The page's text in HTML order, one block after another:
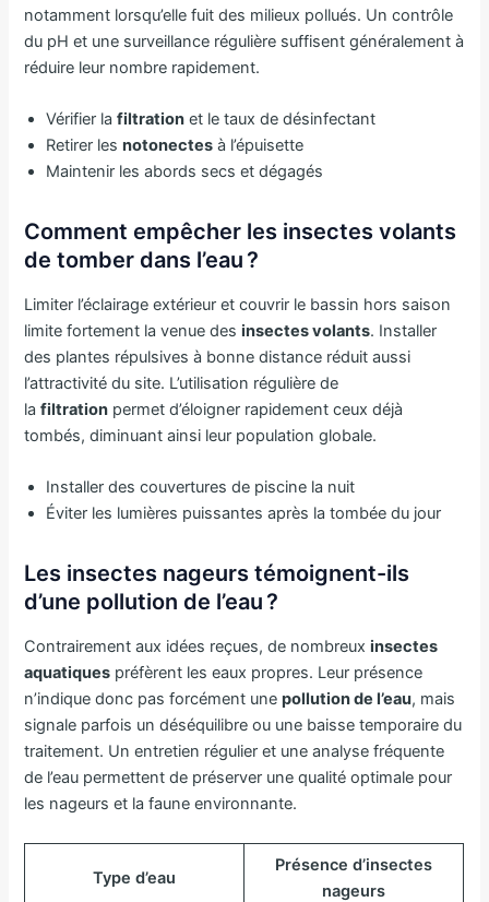
notamment lorsqu’elle fuit des milieux pollués. Un contrôle
du pH et une surveillance régulière suffisent généralement à
réduire leur nombre rapidement.
Vérifier lafiltration et le taux de désinfectant
Retirer lesnotonectes à l’épuisette
Maintenir les abords secs et dégagés
Comment empêcher les insectes volants
de tomber dans l’eau ?
Limiter l’éclairage extérieur et couvrir le bassin hors saison
limite fortement la venue desinsectes volants. Installer
des plantes répulsives à bonne distance réduit aussi
l’attractivité du site. L’utilisation régulière de
lafiltration permet d’éloigner rapidement ceux déjà
tombés, diminuant ainsi leur population globale.
Installer des couvertures de piscine la nuit
Éviter les lumières puissantes après la tombée du jour
Les insectes nageurs témoignent-ils
d’une pollution de l’eau ?
Contrairement aux idées reçues, de nombreuxinsectes
aquatiques préfèrent les eaux propres. Leur présence
n’indique donc pas forcément unepollution de l’eau, mais
signale parfois un déséquilibre ou une baisse temporaire du
traitement. Un entretien régulier et une analyse fréquente
de l’eau permettent de préserver une qualité optimale pour
les nageurs et la faune environnante.
Type d’eau
Présence d’insectes
nageurs